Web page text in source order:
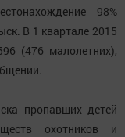
98%
В 1 квартале 2015
(476 малолетних),
пропавших детей
охотников и